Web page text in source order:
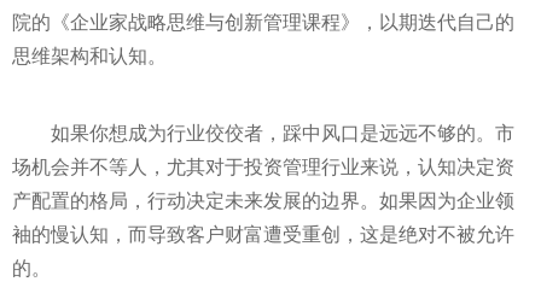
院的《企业家战略思维与创新管理课程》，以期迭代自己的
思维架构和认知。
如果你想成为行业佼佼者，踩中风口是远远不够的。市
场机会并不等人，尤其对于投资管理行业来说，认知决定资
产配置的格局，行动决定未来发展的边界。如果因为企业领
袖的慢认知，而导致客户财富遭受重创，这是绝对不被允许
的。